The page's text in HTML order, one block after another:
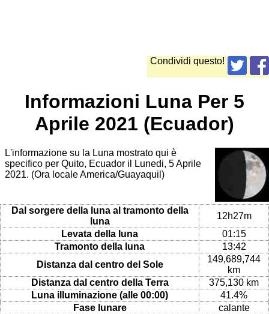
Condividi questo!
Informazioni Luna Per 5
Aprile 2021 (Ecuador)
L'informazione su la Luna mostrato qui è
specifico per Quito, Ecuador il Lunedi, 5 Aprile
2021. (Ora locale America/Guayaquil)
Dal sorgere della luna al tramonto della
luna
12h27m
Levata della luna
01:15
Tramonto della luna
13:42
Distanza dal centro del Sole
149,689,744
km
Distanza dal centro della Terra
375,130 km
Luna illuminazione (alle 00:00)
41.4%
Fase lunare
calante